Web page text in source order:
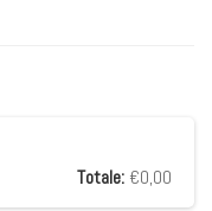
Totale: €0,00